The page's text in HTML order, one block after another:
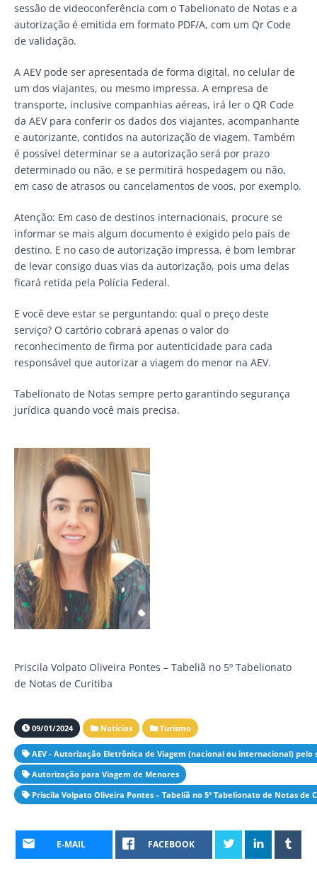
sessão de videoconferência com o Tabelionato de Notas e a
autorização é emitida em formato PDF/A, com um Qr Code
de validação.
A AEV pode ser apresentada de forma digital, no celular de
um dos viajantes, ou mesmo impressa. A empresa de
transporte, inclusive companhias aéreas, irá ler o QR Code
da AEV para conferir os dados dos viajantes, acompanhante
e autorizante, contidos na autorização de viagem. Também
é possível determinar se a autorização será por prazo
determinado ou não, e se permitirá hospedagem ou não,
em caso de atrasos ou cancelamentos de voos, por exemplo.
Atenção: Em caso de destinos internacionais, procure se
informar se mais algum documento é exigido pelo país de
destino. E no caso de autorização impressa, é bom lembrar
de levar consigo duas vias da autorização, pois uma delas
ficará retida pela Polícia Federal.
E você deve estar se perguntando: qual o preço deste
serviço? O cartório cobrará apenas o valor do
reconhecimento de firma por autenticidade para cada
responsável que autorizar a viagem do menor na AEV.
Tabelionato de Notas sempre perto garantindo segurança
jurídica quando você mais precisa.
Priscila Volpato Oliveira Pontes – Tabeliã no 5º Tabelionato
de Notas de Curitiba
09/01/2024 Notícias Turismo
AEV - Autorização Eletrônica de Viagem (nacional ou internacional)
Autorização para Viagem de Menores
Priscila Volpato Oliveira Pontes – Tabeliã no 5º Tabelionato de Notas de
E-MAIL FACEBOOK